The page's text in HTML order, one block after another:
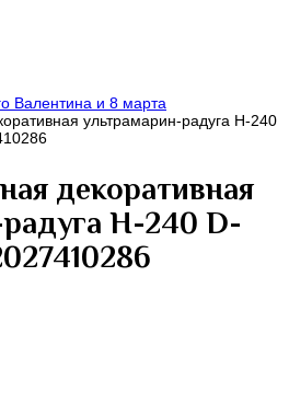
Валентина и 8 марта
ультрамарин-радуга H-240
декоративная
H-240 D-